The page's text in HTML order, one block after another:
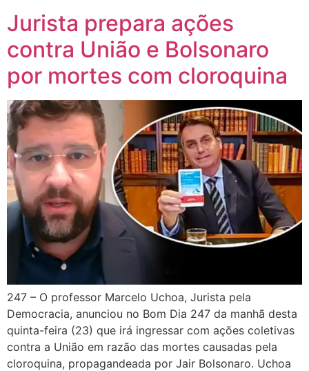
Jurista prepara ações
contra União e Bolsonaro
por mortes com cloroquina
247 – O professor Marcelo Uchoa, Jurista pela
Democracia, anunciou no Bom Dia 247 da manhã desta
quinta-feira (23) que irá ingressar com ações coletivas
contra a União em razão das mortes causadas pela
cloroquina, propagandeada por Jair Bolsonaro. Uchoa